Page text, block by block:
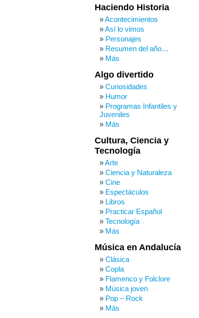
Haciendo Historia
Acontecimientos
Así lo vimos
Personajes
Resumen del año…
Más
Algo divertido
Curiosidades
Humor
Programas Infantiles y
Juveniles
Más
Cultura, Ciencia y
Tecnología
Arte
Ciencia y Naturaleza
Cine
Espectáculos
Libros
Practicar Español
Tecnología
Más
Música en Andalucía
Clásica
Copla
Flamenco y Folclore
Música joven
Pop – Rock
Más